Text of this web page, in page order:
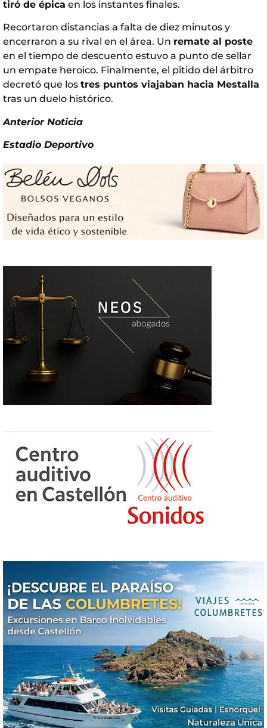
tiró de épica en los instantes finales.
Recortaron distancias a falta de diez minutos y
encerraron a su rival en el área. Un remate al poste
en el tiempo de descuento estuvo a punto de sellar
un empate heroico. Finalmente, el pitido del árbitro
decretó que los tres puntos viajaban hacia Mestalla
tras un duelo histórico.
Anterior Noticia
Estadio Deportivo